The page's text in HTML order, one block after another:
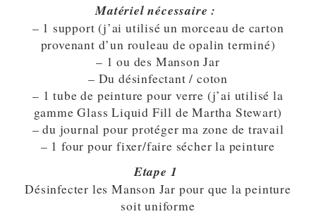
Matériel nécessaire :
– 1 support (j’ai utilisé un morceau de carton
provenant d’un rouleau de opalin terminé)
– 1 ou des Manson Jar
– Du désinfectant / coton
– 1 tube de peinture pour verre (j’ai utilisé la
gamme Glass Liquid Fill de Martha Stewart)
– du journal pour protéger ma zone de travail
– 1 four pour fixer/faire sécher la peinture
Etape 1
Désinfecter les Manson Jar pour que la peinture
soit uniforme